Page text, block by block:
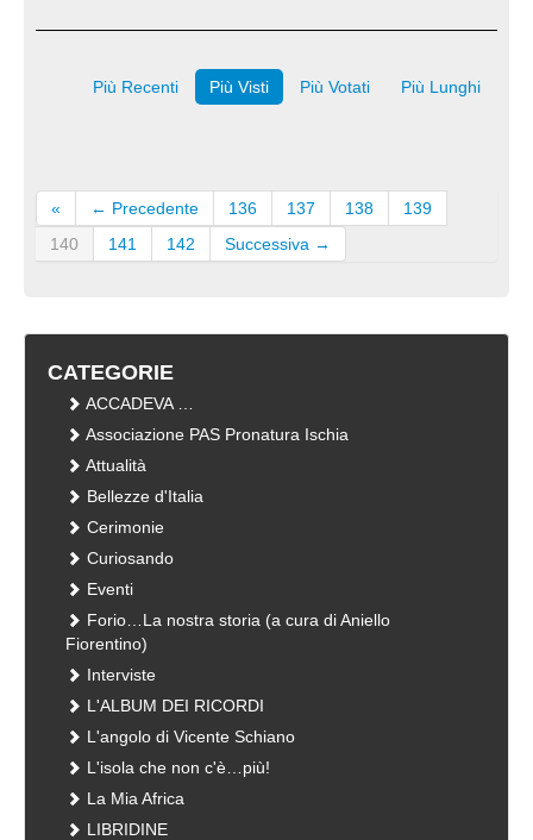
Più Recenti Più Visti Più Votati Più Lunghi
« ← Precedente 136 137 138
139
140
141 142 Successiva →
CATEGORIE
ACCADEVA …
Associazione PAS Pronatura Ischia
Attualità
Bellezze d'Italia
Cerimonie
Curiosando
Eventi
Forio…La nostra storia (a cura di Aniello
Fiorentino)
Interviste
L'ALBUM DEI RICORDI
L'angolo di Vicente Schiano
L'isola che non c'è…più!
La Mia Africa
LIBRIDINE